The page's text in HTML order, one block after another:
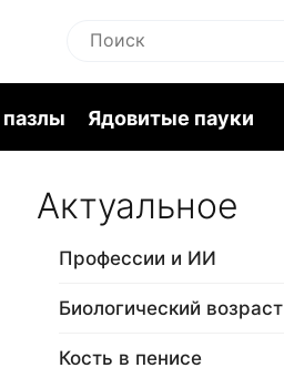
Ядовитые пауки
Актуальное
Профессии и ИИ
Биологический возраст
Кость в пенисе